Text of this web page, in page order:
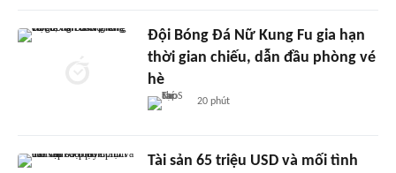
Đội Bóng Đá Nữ Kung Fu gia hạn
thời gian chiếu, dẫn đầu phòng vé
hè
20 phút
Tài sản 65 triệu USD và mối tình